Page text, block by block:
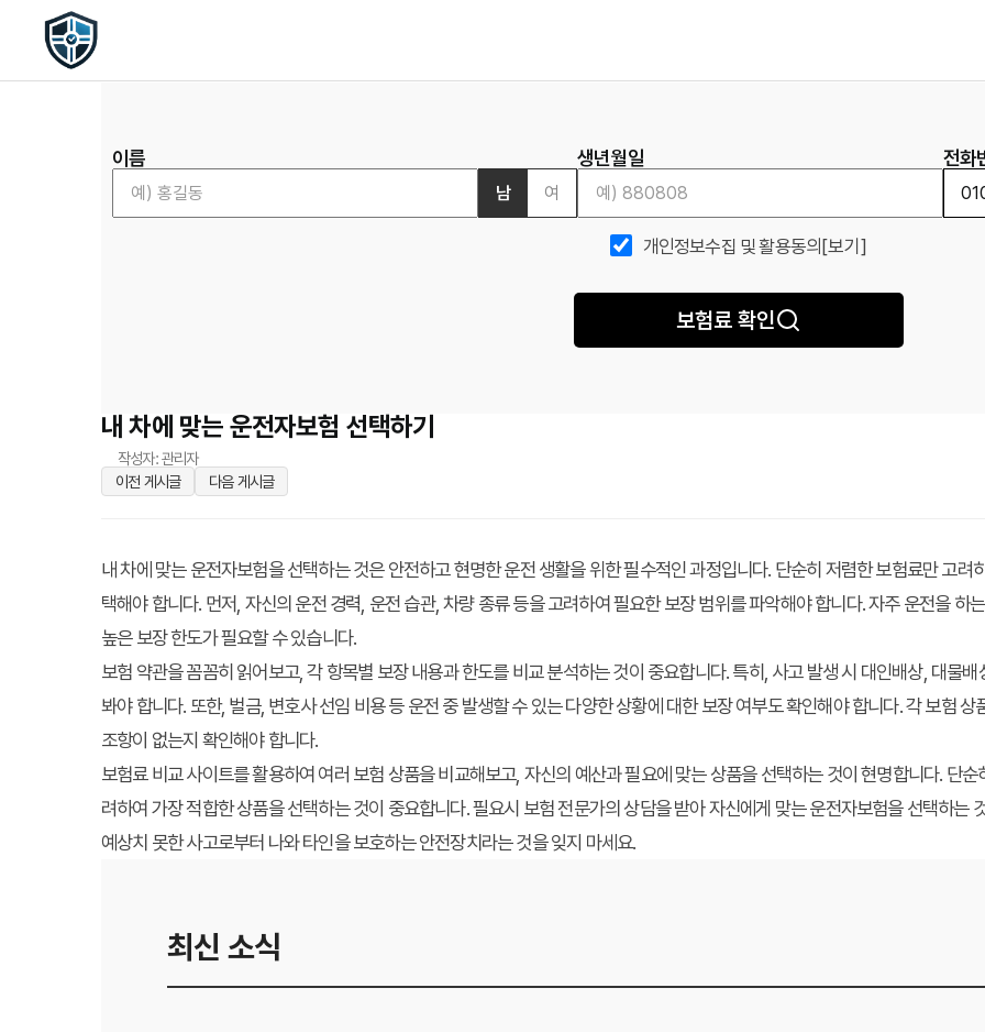
이름
남 여
생년월일 전화
개인정보수집 및 활용동의 [보기]
보험료 확인
내 차에 맞는 운전자보험 선택하기
작성자: 관리자
이전 게시글
다음 게시글
내 차에 맞는 운전자보험을 선택하는 것은 안전하고 현명한 운전 생활을 위한 필수적인 과정입니다. 단순히 저렴한 보험료만 고
택해야 합니다. 먼저, 자신의 운전 경력, 운전 습관, 차량 종류 등을 고려하여 필요한 보장 범위를 파악해야 합니다. 자주 운전을 하
높은 보장 한도가 필요할 수 있습니다.
보험 약관을 꼼꼼히 읽어보고, 각 항목별 보장 내용과 한도를 비교 분석하는 것이 중요합니다. 특히, 사고 발생 시 대인배상, 대물
봐야 합니다. 또한, 벌금, 변호사 선임 비용 등 운전 중 발생할 수 있는 다양한 상황에 대한 보장 여부도 확인해야 합니다. 각 보험
조항이 없는지 확인해야 합니다.
보험료 비교 사이트를 활용하여 여러 보험 상품을 비교해보고, 자신의 예산과 필요에 맞는 상품을 선택하는 것이 현명합니다. 단
려하여 가장 적합한 상품을 선택하는 것이 중요합니다. 필요시 보험 전문가의 상담을 받아 자신에게 맞는 운전자보험을 선택하는
예상치 못한 사고로부터 나와 타인을 보호하는 안전장치라는 것을 잊지 마세요.
최신 소식